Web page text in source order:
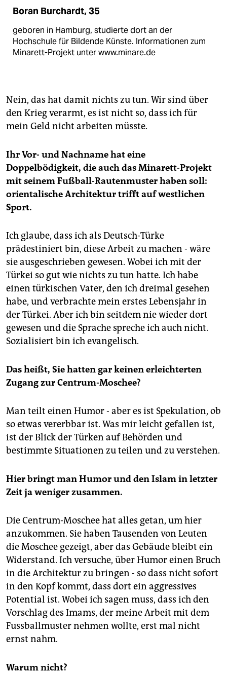
Boran Burchardt, 35
geboren in Hamburg, studierte dort an der
Hochschule für Bildende Künste. Informationen zum
Minarett-Projekt unter www.minare.de
Nein, das hat damit nichts zu tun. Wir sind über
den Krieg verarmt, es ist nicht so, dass ich für
mein Geld nicht arbeiten müsste.
Ihr Vor- und Nachname hat eine
Doppelbödigkeit, die auch das Minarett-Projekt
mit seinem Fußball-Rautenmuster haben soll:
orientalische Architektur trifft auf westlichen
Sport.
Ich glaube, dass ich als Deutsch-Türke
prädestiniert bin, diese Arbeit zu machen - wäre
sie ausgeschrieben gewesen. Wobei ich mit der
Türkei so gut wie nichts zu tun hatte. Ich habe
einen türkischen Vater, den ich dreimal gesehen
habe, und verbrachte mein erstes Lebensjahr in
der Türkei. Aber ich bin seitdem nie wieder dort
gewesen und die Sprache spreche ich auch nicht.
Sozialisiert bin ich evangelisch.
Das heißt, Sie hatten gar keinen erleichterten
Zugang zur Centrum-Moschee?
Man teilt einen Humor - aber es ist Spekulation, ob
so etwas vererbbar ist. Was mir leicht gefallen ist,
ist der Blick der Türken auf Behörden und
bestimmte Situationen zu teilen und zu verstehen.
Hier bringt man Humor und den Islam in letzter
Zeit ja weniger zusammen.
Die Centrum-Moschee hat alles getan, um hier
anzukommen. Sie haben Tausenden von Leuten
die Moschee gezeigt, aber das Gebäude bleibt ein
Widerstand. Ich versuche, über Humor einen Bruch
in die Architektur zu bringen - so dass nicht sofort
in den Kopf kommt, dass dort ein aggressives
Potential ist. Wobei ich sagen muss, dass ich den
Vorschlag des Imams, der meine Arbeit mit dem
Fussballmuster nehmen wollte, erst mal nicht
ernst nahm.
Warum nicht?